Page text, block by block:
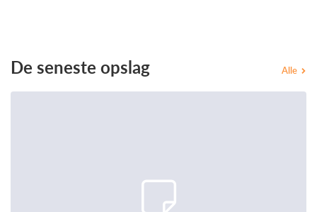
De seneste opslag Alle